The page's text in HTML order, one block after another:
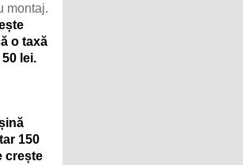
montaj.
o taxă
lei.
150
crește